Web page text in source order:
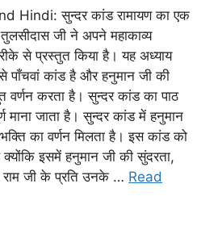
Hindi: सुन्दर कांड रामायण का एक
जी ने अपने महाकाव्य
से प्रस्तुत किया है। यह अध्याय
पाँचवां कांड है और हनुमान जी की
वर्णन करता है। सुन्दर कांड का पाठ
माना जाता है। सुन्दर कांड में हनुमान
का वर्णन मिलता है। इस कांड को
इसमें हनुमान जी की सुंदरता,
राम जी के प्रति उनके … Read